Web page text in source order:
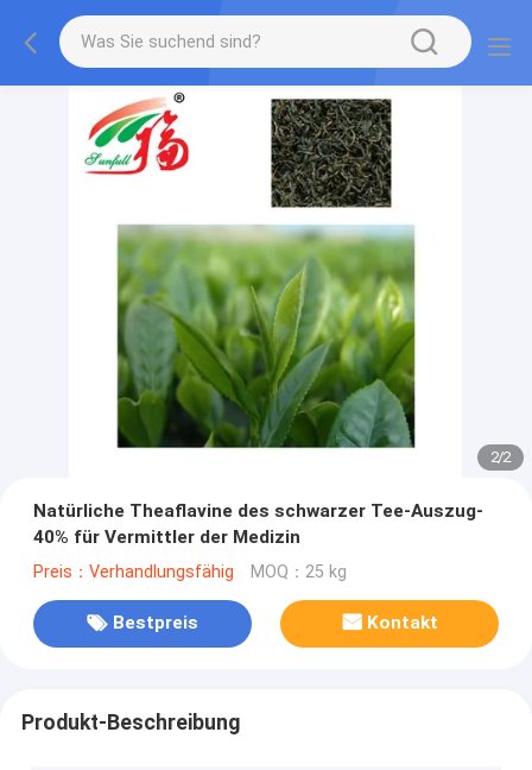
2/2
Natürliche Theaflavine des schwarzer Tee-Auszug-
40% für Vermittler der Medizin
Preis：Verhandlungsfähig MOQ：25 kg
Bestpreis Kontakt
Produkt-Beschreibung